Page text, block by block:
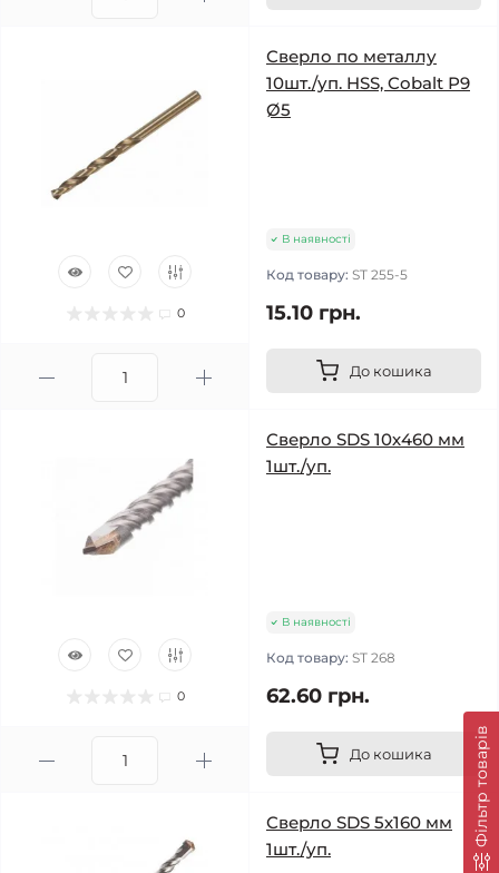
Фільтр товарів
0
Сверло по металлу
10шт./уп. HSS, Cobalt Р9
Ø5
В наявності
Код товару: ST 255-5
15.10 грн.
До кошика
0
Сверло SDS 10х460 мм
1шт./уп.
В наявності
Код товару: ST 268
62.60 грн.
До кошика
Сверло SDS 5х160 мм
1шт./уп.